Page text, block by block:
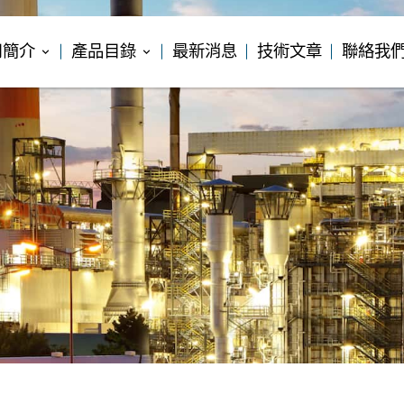
介 產品目錄 最新消息 技術文章 聯絡我